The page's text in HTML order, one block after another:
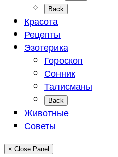
Back
Красота
Рецепты
Эзотерика
Гороскоп
Сонник
Талисманы
Back
Животные
Советы
× Close Panel